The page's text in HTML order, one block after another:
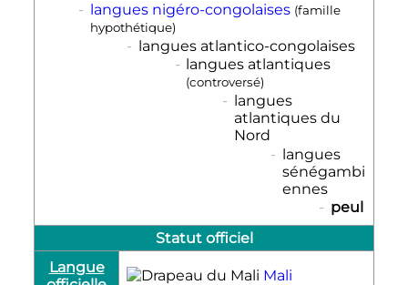
-
langues nigéro-congolaises (famille
hypothétique)
- langues atlantico-congolaises
-
langues atlantiques
(controversé)
- langues
atlantiques du
Nord
- langues
sénégambi
ennes
- peul
Statut officiel
Langue
Mali